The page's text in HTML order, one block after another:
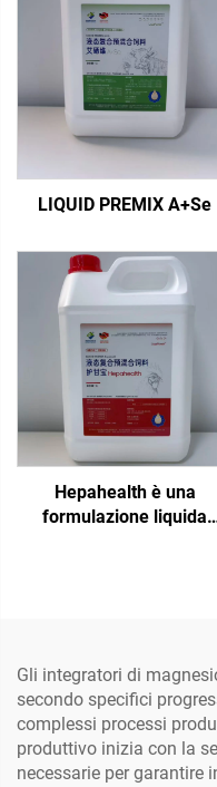
LIQUID PREMIX A+Se
Hepahealth è una
formulazione liquida
abbeveraggio. Il prodotto
è raccomandato in
di stress, per la
dell'epatopatia grassa,
epatite, disfunzioni
Gli integratori di
secondo specifici
complessi processi
produttivo inizia con la
necessarie per garantire